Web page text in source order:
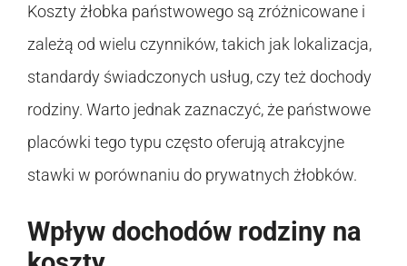
Koszty żłobka państwowego są zróżnicowane i
zależą od wielu czynników, takich jak lokalizacja,
standardy świadczonych usług, czy też dochody
rodziny. Warto jednak zaznaczyć, że państwowe
placówki tego typu często oferują atrakcyjne
stawki w porównaniu do prywatnych żłobków.
Wpływ dochodów rodziny na